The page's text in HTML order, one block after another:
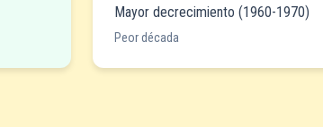
Mayor decrecimiento (1960-1970)
Peor década